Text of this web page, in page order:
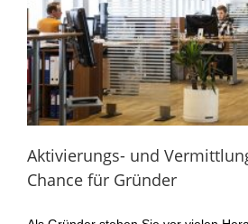
Aktivierungs- und
Chance für Gründer